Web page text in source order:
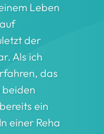
Leben
der
Als ich
das
ein
einer Reha